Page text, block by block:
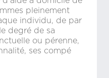
pleinement
individu, de par
degré de sa
ou pérenne,
ses compé